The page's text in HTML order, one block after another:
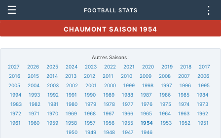
☰ FOOTBALL STATS ⋮
CHAUMONT SAISON 1954
Autres Saisons :
2027
2026 2025 2024 2023 2022 2021 2020 2019 2018
2017
2016
2015 2014 2013 2012 2011 2010 2009 2008 2007
2006
2005
2004 2003 2002 2001 2000 1999 1998 1997 1996
1995
1994
1993 1992 1991 1990 1989 1988 1987 1986 1985
1984
1983
1982 1981 1980 1979 1978 1977 1976 1975 1974
1973
1972
1971 1970 1969 1968 1967 1966 1965 1964 1963
1962
1961
1960 1959 1958 1957 1956 1955 1954 1953 1952
1951
1950
1949 1948 1947 1946